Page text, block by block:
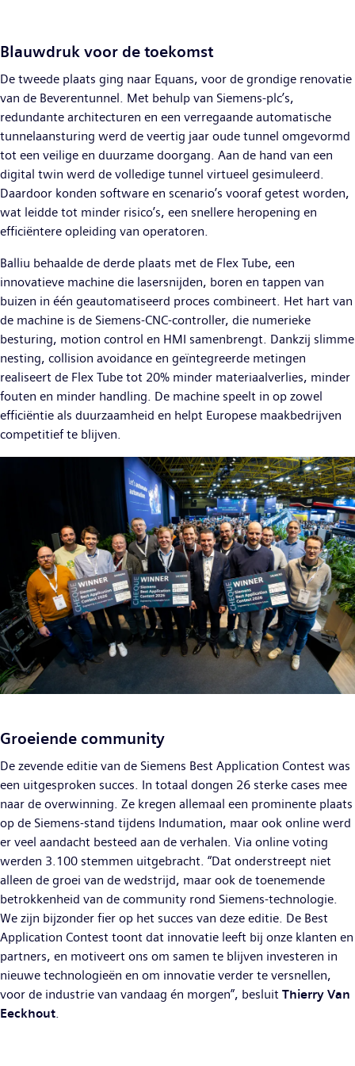
Blauwdruk voor de toekomst
De tweede plaats ging naar Equans, voor de grondige renovatie
van de Beverentunnel. Met behulp van Siemens-plc’s,
redundante architecturen en een verregaande automatische
tunnelaansturing werd de veertig jaar oude tunnel omgevormd
tot een veilige en duurzame doorgang. Aan de hand van een
digital twin werd de volledige tunnel virtueel gesimuleerd.
Daardoor konden software en scenario’s vooraf getest worden,
wat leidde tot minder risico’s, een snellere heropening en
efficiëntere opleiding van operatoren.
Balliu behaalde de derde plaats met de Flex Tube, een
innovatieve machine die lasersnijden, boren en tappen van
buizen in één geautomatiseerd proces combineert. Het hart van
de machine is de Siemens-CNC-controller, die numerieke
besturing, motion control en HMI samenbrengt. Dankzij slimme
nesting, collision avoidance en geïntegreerde metingen
realiseert de Flex Tube tot 20% minder materiaalverlies, minder
fouten en minder handling. De machine speelt in op zowel
efficiëntie als duurzaamheid en helpt Europese maakbedrijven
competitief te blijven.
Groeiende community
De zevende editie van de Siemens Best Application Contest was
een uitgesproken succes. In totaal dongen 26 sterke cases mee
naar de overwinning. Ze kregen allemaal een prominente plaats
op de Siemens-stand tijdens Indumation, maar ook online werd
er veel aandacht besteed aan de verhalen. Via online voting
werden 3.100 stemmen uitgebracht. “Dat onderstreept niet
alleen de groei van de wedstrijd, maar ook de toenemende
betrokkenheid van de community rond Siemens-technologie.
We zijn bijzonder fier op het succes van deze editie. De Best
Application Contest toont dat innovatie leeft bij onze klanten en
partners, en motiveert ons om samen te blijven investeren in
nieuwe technologieën en om innovatie verder te versnellen,
voor de industrie van vandaag én morgen”, besluit Thierry Van
Eeckhout